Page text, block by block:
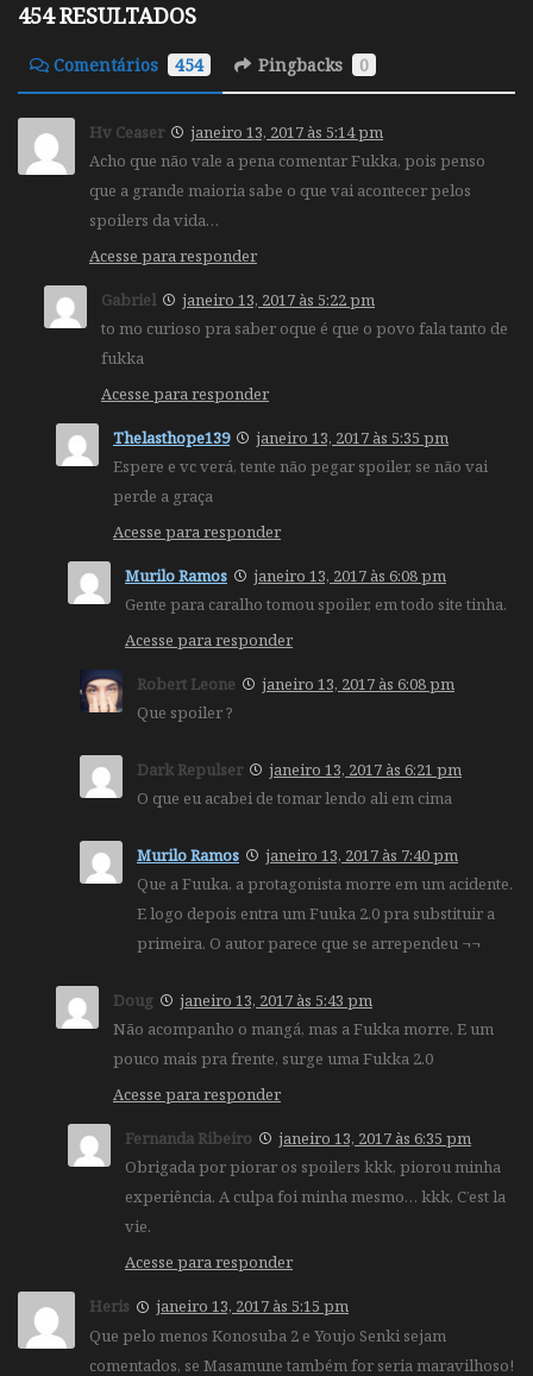
454 RESULTADOS
Comentários 454 Pingbacks 0
Hv Ceaser
janeiro 13, 2017 às 5:14 pm
Acho que não vale a pena comentar Fukka, pois penso
que a grande maioria sabe o que vai acontecer pelos
spoilers da vida…
Acesse para responder
Gabriel
janeiro 13, 2017 às 5:22 pm
to mo curioso pra saber oque é que o povo fala tanto de
fukka
Acesse para responder
Thelasthope139
janeiro 13, 2017 às 5:35 pm
Espere e vc verá, tente não pegar spoiler, se não vai
perde a graça
Acesse para responder
Murilo Ramos
janeiro 13, 2017 às 6:08 pm
Gente para caralho tomou spoiler, em todo site tinha.
Acesse para responder
Robert Leone
janeiro 13, 2017 às 6:08 pm
Que spoiler ?
Dark Repulser
janeiro 13, 2017 às 6:21 pm
O que eu acabei de tomar lendo ali em cima
Murilo Ramos
janeiro 13, 2017 às 7:40 pm
Que a Fuuka, a protagonista morre em um acidente.
E logo depois entra um Fuuka 2.0 pra substituir a
primeira. O autor parece que se arrependeu ¬¬
Doug
janeiro 13, 2017 às 5:43 pm
Não acompanho o mangá, mas a Fukka morre. E um
pouco mais pra frente, surge uma Fukka 2.0
Acesse para responder
Fernanda Ribeiro
janeiro 13, 2017 às 6:35 pm
Obrigada por piorar os spoilers kkk, piorou minha
experiência. A culpa foi minha mesmo… kkk, C’est la
vie.
Acesse para responder
Heris
janeiro 13, 2017 às 5:15 pm
Que pelo menos Konosuba 2 e Youjo Senki sejam
comentados, se Masamune também for seria maravilhoso!